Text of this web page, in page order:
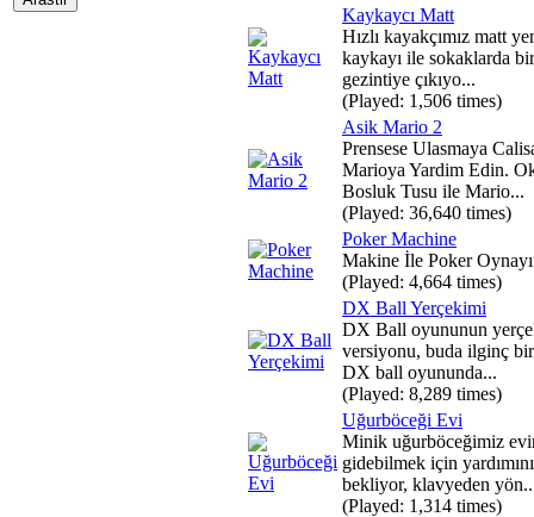
Kaykaycı Matt
Hızlı kayakçımız matt
kaykayı ile sokaklarda bir
gezintiye çıkıyo...
(Played: 1,506 times)
Asik Mario 2
Prensese Ulasmaya
Marioya Yardim Edin.
Bosluk Tusu ile Mario...
(Played: 36,640 times)
Poker Machine
Makine İle Poker
(Played: 4,664 times)
DX Ball Yerçekimi
DX Ball oyununun
versiyonu, buda ilginç
DX ball oyununda...
(Played: 8,289 times)
Uğurböceği Evi
Minik uğurböceğimiz
gidebilmek için
bekliyor, klavyeden
(Played: 1,314 times)